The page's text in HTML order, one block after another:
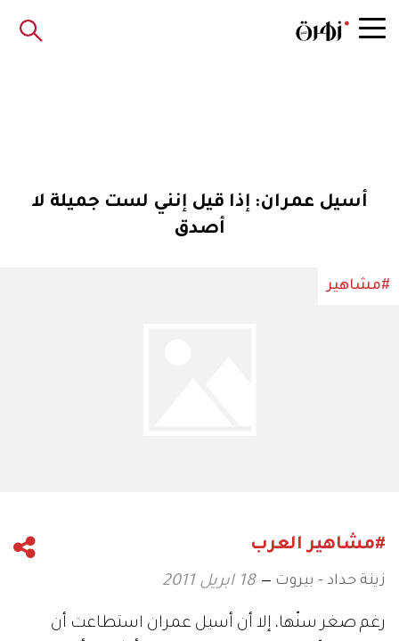
أسيل عمران: إذا قيل إنني لست جميلة لا
أصدق
#مشاهير
#مشاهير العرب
زينة حداد - بيروت 18 ابريل 2011
رغم صغر سنّها، إلا أن أسيل عمران استطاعت أن